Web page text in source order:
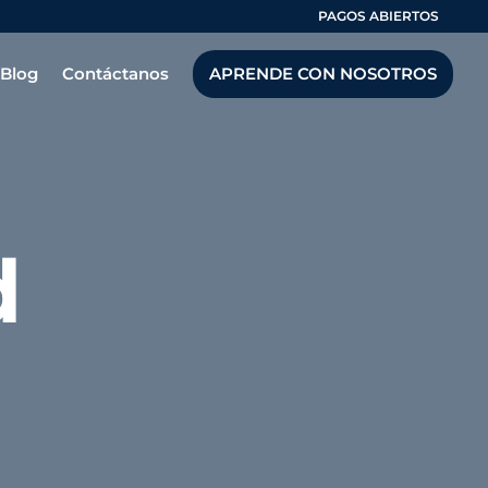
PAGOS ABIERTOS
Blog Contáctanos APRENDE CON NOSOTROS